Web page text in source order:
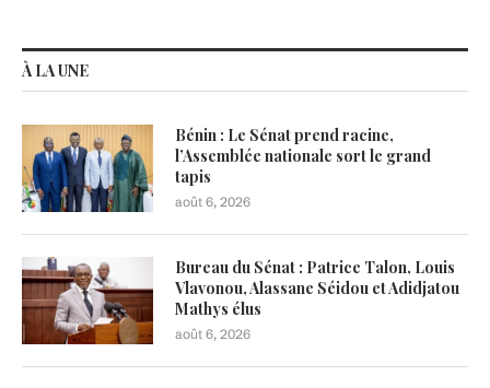
À LA UNE
Bénin : Le Sénat prend racine,
l’Assemblée nationale sort le grand
tapis
août 6, 2026
Bureau du Sénat : Patrice Talon, Louis
Vlavonou, Alassane Séidou et Adidjatou
Mathys élus
août 6, 2026